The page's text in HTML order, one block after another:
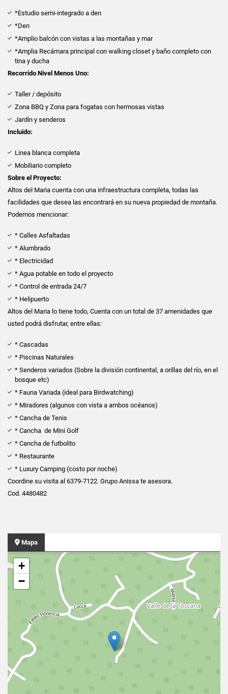
*Estudio semi-integrado a den
*Den
*Amplio balcón con vistas a las montañas y mar
*Amplia Recámara principal con walking closet y baño completo con
tina y ducha
Recorrido Nivel Menos Uno:
Taller / depósito
Zona BBQ y Zona para fogatas con hermosas vistas
Jardín y senderos
Incluido:
Linea blanca completa
Mobiliario completo
Sobre el Proyecto:
Altos del Maria cuenta con una infraestructura completa, todas las
facilidades que desea las encontrará en su nueva propiedad de montaña.
Podemos mencionar:
* Calles Asfaltadas
* Alumbrado
* Electricidad
* Agua potable en todo el proyecto
* Control de entrada 24/7
* Helipuerto
Altos del Maria lo tiene todo, Cuenta con un total de 37 amenidades que
usted podrá disfrutar, entre ellas:
* Cascadas
* Piscinas Naturales
* Senderos variados (Sobre la división continental, a orillas del río, en el
bosque etc)
* Fauna Variada (ideal para Birdwatching)
* Miradores (algunos con vista a ambos océanos)
* Cancha de Tenis
* Cancha de Mini Golf
* Cancha de futbolito
* Restaurante
* Luxury Camping (costo por noche)
Coordine su visita al 6379-7122. Grupo Anissa te asesora.
Cod. 4480482
Mapa
+
−